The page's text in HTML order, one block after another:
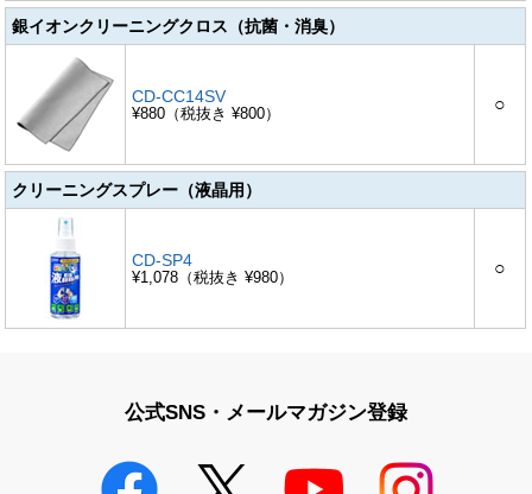
銀イオンクリーニングクロス（抗菌・消臭）
CD-CC14SV
¥880（税抜き ¥800） ○
クリーニングスプレー（液晶用）
CD-SP4
¥1,078（税抜き ¥980） ○
公式SNS・メールマガジン登録